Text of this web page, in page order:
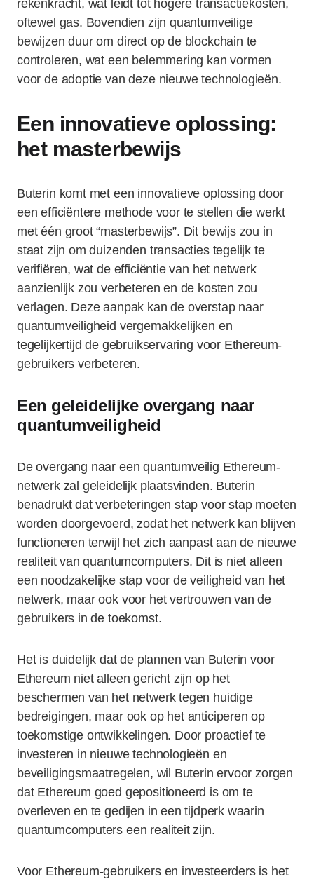
rekenkracht, wat leidt tot hogere transactiekosten,
oftewel gas. Bovendien zijn quantumveilige
bewijzen duur om direct op de blockchain te
controleren, wat een belemmering kan vormen
voor de adoptie van deze nieuwe technologieën.
Een innovatieve oplossing:
het masterbewijs
Buterin komt met een innovatieve oplossing door
een efficiëntere methode voor te stellen die werkt
met één groot “masterbewijs”. Dit bewijs zou in
staat zijn om duizenden transacties tegelijk te
verifiëren, wat de efficiëntie van het netwerk
aanzienlijk zou verbeteren en de kosten zou
verlagen. Deze aanpak kan de overstap naar
quantumveiligheid vergemakkelijken en
tegelijkertijd de gebruikservaring voor Ethereum-
gebruikers verbeteren.
Een geleidelijke overgang naar
quantumveiligheid
De overgang naar een quantumveilig Ethereum-
netwerk zal geleidelijk plaatsvinden. Buterin
benadrukt dat verbeteringen stap voor stap moeten
worden doorgevoerd, zodat het netwerk kan blijven
functioneren terwijl het zich aanpast aan de nieuwe
realiteit van quantumcomputers. Dit is niet alleen
een noodzakelijke stap voor de veiligheid van het
netwerk, maar ook voor het vertrouwen van de
gebruikers in de toekomst.
Het is duidelijk dat de plannen van Buterin voor
Ethereum niet alleen gericht zijn op het
beschermen van het netwerk tegen huidige
bedreigingen, maar ook op het anticiperen op
toekomstige ontwikkelingen. Door proactief te
investeren in nieuwe technologieën en
beveiligingsmaatregelen, wil Buterin ervoor zorgen
dat Ethereum goed gepositioneerd is om te
overleven en te gedijen in een tijdperk waarin
quantumcomputers een realiteit zijn.
Voor Ethereum-gebruikers en investeerders is het